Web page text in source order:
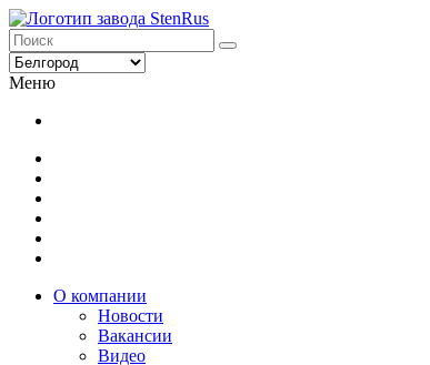
Меню
О компании
Новости
Вакансии
Видео